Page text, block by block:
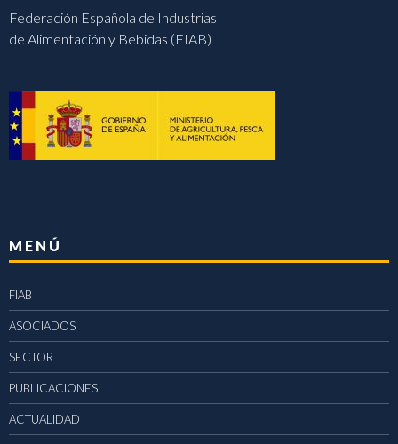
Federación Española de Industrias
de Alimentación y Bebidas (FIAB)
MENÚ
FIAB
ASOCIADOS
SECTOR
PUBLICACIONES
ACTUALIDAD